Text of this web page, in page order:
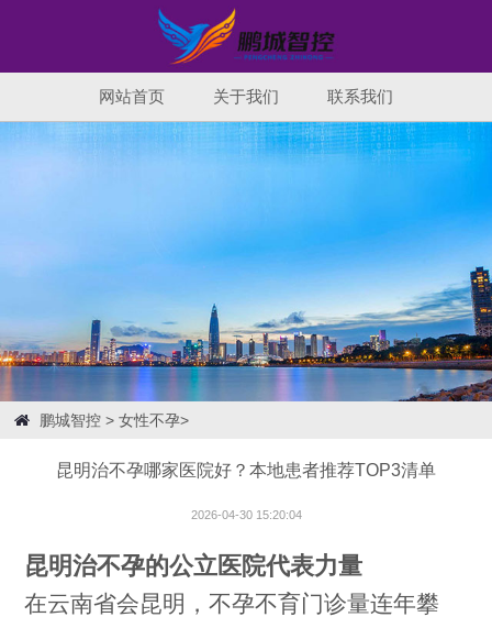
网站首页 关于我们 联系我们
鹏城智控> 女性不孕>
昆明治不孕哪家医院好？本地患者推荐TOP3清单
2026-04-30 15:20:04
昆明治不孕的公立医院代表力量
在云南省会昆明，不孕不育门诊量连年攀